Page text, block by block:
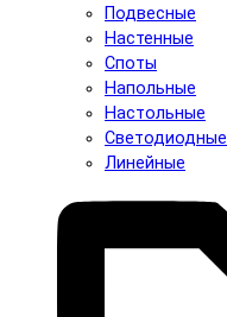
Подвесные
Настенные
Споты
Напольные
Настольные
Светодиодные
Линейные